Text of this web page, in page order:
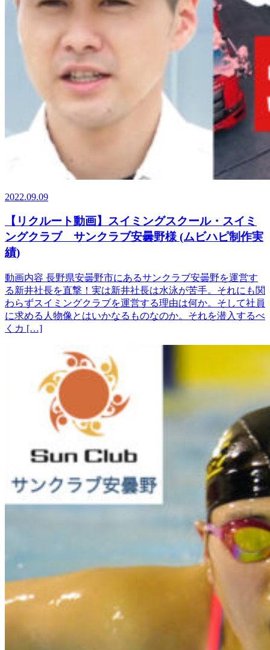
2022.09.09
【リクルート動画】スイミングスクール・スイミ
ングクラブ サンクラブ安曇野様 (ムビハピ制作実
績)
動画内容 長野県安曇野市にあるサンクラブ安曇野を運営す
る新井社長を直撃！実は新井社長は水泳が苦手。それにも関
わらずスイミングクラブを運営する理由は何か。そして社員
に求める人物像とはいかなるものなのか。それを潜入するべ
くカ […]